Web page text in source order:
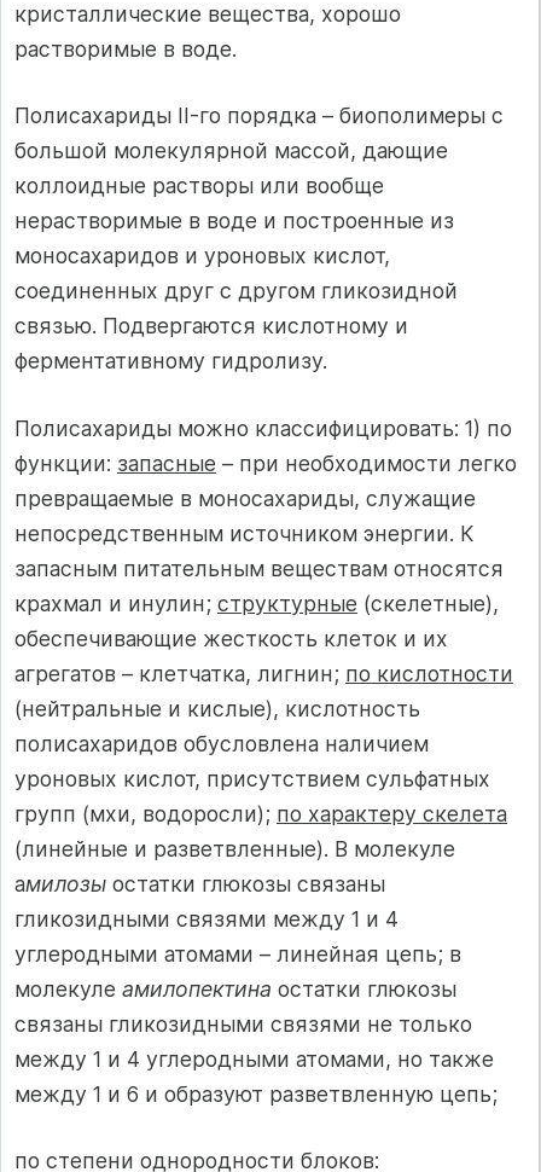
кристаллические вещества, хорошо
растворимые в воде.
Полисахариды II-го порядка – биополимеры с
большой молекулярной массой, дающие
коллоидные растворы или вообще
нерастворимые в воде и построенные из
моносахаридов и уроновых кислот,
соединенных друг с другом гликозидной
связью. Подвергаются кислотному и
ферментативному гидролизу.
Полисахариды можно классифицировать: 1) по
функции: запасные – при необходимости легко
превращаемые в моносахариды, служащие
непосредственным источником энергии. К
запасным питательным веществам относятся
крахмал и инулин; структурные (скелетные),
обеспечивающие жесткость клеток и их
агрегатов – клетчатка, лигнин; по кислотности
(нейтральные и кислые), кислотность
полисахаридов обусловлена наличием
уроновых кислот, присутствием сульфатных
групп (мхи, водоросли); по характеру скелета
(линейные и разветвленные). В молекуле
амилозы остатки глюкозы связаны
гликозидными связями между 1 и 4
углеродными атомами – линейная цепь; в
молекуле амилопектина остатки глюкозы
связаны гликозидными связями не только
между 1 и 4 углеродными атомами, но также
между 1 и 6 и образуют разветвленную цепь;
по степени однородности блоков: